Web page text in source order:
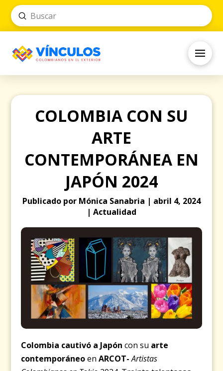
Search
Submit
COLOMBIA CON SU
ARTE
CONTEMPORÁNEA EN
JAPÓN 2024
Publicado por Mónica Sanabria | abril 4, 2024
| Actualidad
Colombia cautivó a Japón con su arte
contemporáneoen ARCOT-Artistas